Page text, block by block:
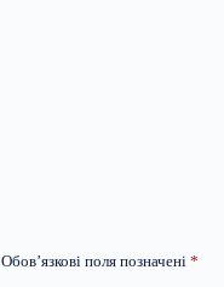
Обов’язкові поля позначені *